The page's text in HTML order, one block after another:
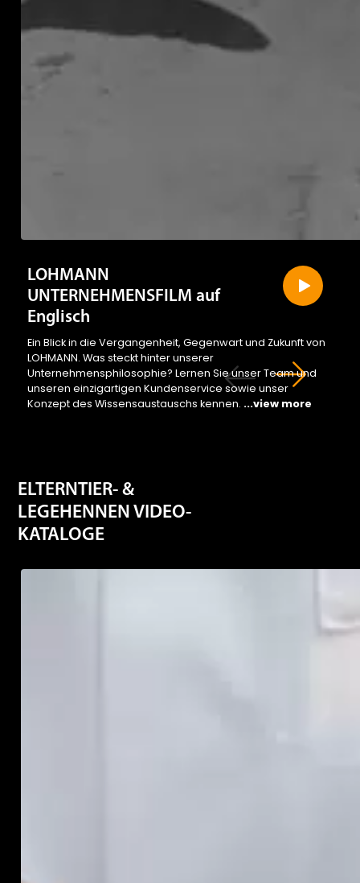
UNTERNEHMENSFILM auf
Englisch
Ein Blick in die Vergangenheit, Gegenwart und Zukunft von
LOHMANN. Was steckt hinter unserer
Unternehmensphilosophie? Lernen Sie unser Team und
unseren einzigartigen Kundenservice sowie unser
Konzept des Wissensaustauschs kennen....view more
LEGEHENNEN VIDEO-
KATALOGE